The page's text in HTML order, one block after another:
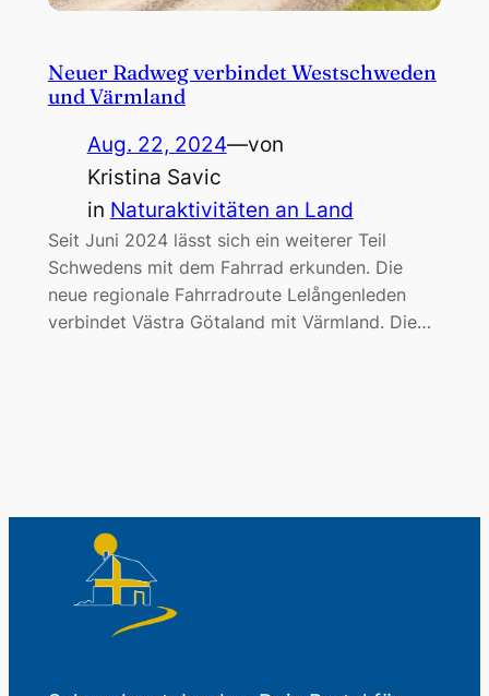
Neuer Radweg verbindet Westschweden
und Värmland
Aug. 22, 2024—von
Kristina Savic
in Naturaktivitäten an Land
Seit Juni 2024 lässt sich ein weiterer Teil
Schwedens mit dem Fahrrad erkunden. Die
neue regionale Fahrradroute Lelångenleden
verbindet Västra Götaland mit Värmland. Die…